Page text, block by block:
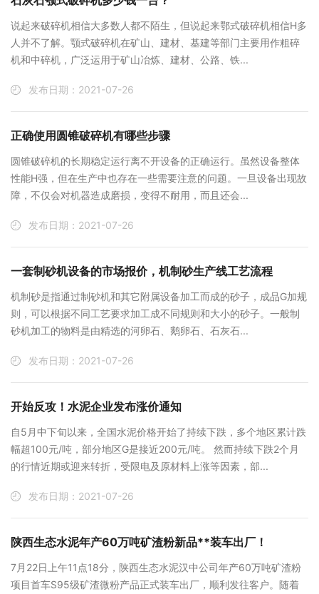
说起来破碎机相信大多数人都不陌生，但说起来鄂式破碎机相信H多
人并不了解。颚式破碎机在矿山、建材、基建等部门主要用作粗碎
机和中碎机，广泛运用于矿山冶炼、建材、公路、铁...
发布日期：2021-07-26
正确使用圆锥破碎机有哪些步骤
圆锥破碎机的长期稳定运行离不开设备的正确运行。虽然设备整体
性能H强，但在生产中也存在一些需要注意的问题。一旦设备出现故
障，不仅会对机器造成磨损，变得不耐用，而且还会...
发布日期：2021-07-26
一套制砂机设备的市场报价，机制砂生产线工艺流程
机制砂是指通过制砂机和其它附属设备加工而成的砂子，成品G加规
则，可以根据不同工艺要求加工成不同规则和大小的砂子。一般制
砂机加工的物料是由精选的河卵石、鹅卵石、石灰石...
发布日期：2021-07-26
开始反攻！水泥企业发布涨价通知
自5月中下旬以来，全国水泥价格开始了持续下跌，多个地区累计跌
幅超100元/吨，部分地区G是接近200元/吨。 然而持续下跌2个月
的行情近期或迎来转折，受限电及原材料上涨等因素，部...
发布日期：2021-07-26
陕西生态水泥年产60万吨矿渣粉新品**装车出厂！
7月22日上午11点18分，陕西生态水泥汉中公司年产60万吨矿渣粉
项目首车S95级矿渣微粉产品正式装车出厂，顺利发往客户。随着